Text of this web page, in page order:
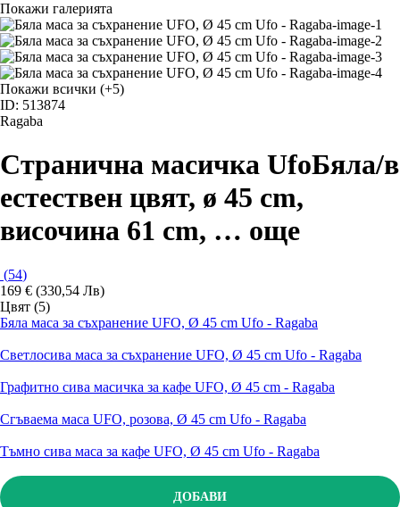
Покажи галерията
Покажи всички (+5)
ID: 513874
Ragaba
Странична масичка UfoБяла/в
естествен цвят, ø 45 cm,
височина 61 cm, … още
(54)
169 € (330,54 Лв)
Цвят (5)
Бяла маса за съхранение UFO, Ø 45 cm Ufo - Ragaba
Светлосива маса за съхранение UFO, Ø 45 cm Ufo - Ragaba
Графитно сива масичка за кафе UFO, Ø 45 cm - Ragaba
Сгъваема маса UFO, розова, Ø 45 cm Ufo - Ragaba
Тъмно сива маса за кафе UFO, Ø 45 cm Ufo - Ragaba
ДОБАВИ